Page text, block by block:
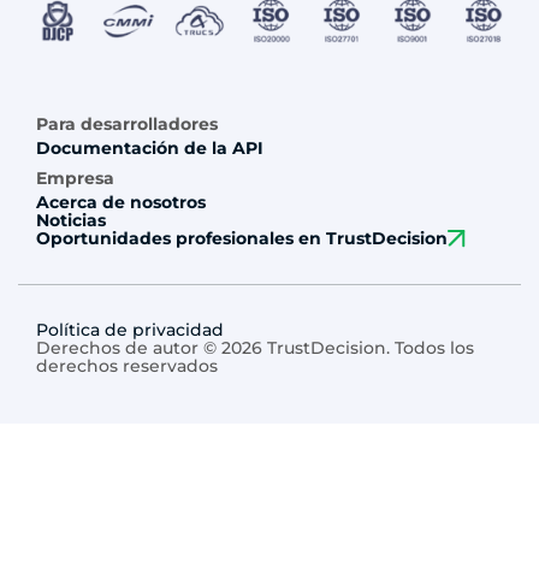
Para desarrolladores
Documentación de la API
Empresa
Acerca de nosotros
Noticias
Oportunidades profesionales en TrustDecision
Política de privacidad
Derechos de autor © 2026 TrustDecision. Todos los
derechos reservados